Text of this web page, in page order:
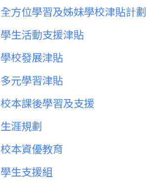
全方位學習及姊妹學校津貼計劃
學生活動支援津貼
學校發展津貼
多元學習津貼
校本課後學習及支援
生涯規劃
校本資優教育
學生支援組